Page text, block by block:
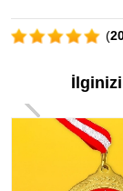
(